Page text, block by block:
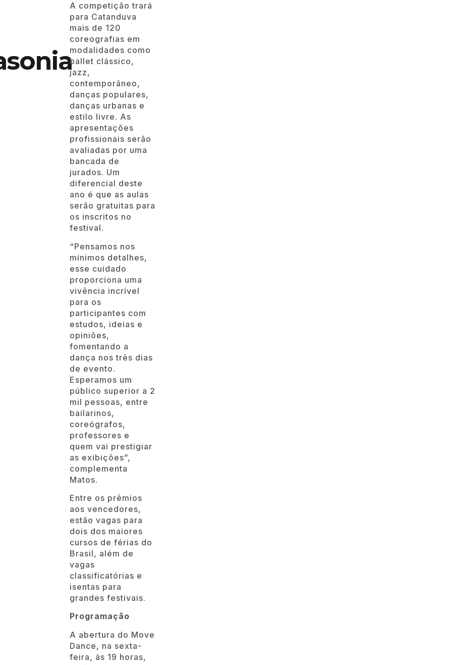
A competição trará
para Catanduva
mais de 120
coreografias em
modalidades como
ballet clássico,
jazz,
contemporâneo,
danças populares,
danças urbanas e
estilo livre. As
apresentações
profissionais serão
avaliadas por uma
bancada de
jurados. Um
diferencial deste
ano é que as aulas
serão gratuitas para
os inscritos no
festival.
“Pensamos nos
mínimos detalhes,
esse cuidado
proporciona uma
vivência incrível
para os
participantes com
estudos, ideias e
opiniões,
fomentando a
dança nos três dias
de evento.
Esperamos um
público superior a 2
mil pessoas, entre
bailarinos,
coreógrafos,
professores e
quem vai prestigiar
as exibições”,
complementa
Matos.
Entre os prêmios
aos vencedores,
estão vagas para
dois dos maiores
cursos de férias do
Brasil, além de
vagas
classificatórias e
isentas para
grandes festivais.
Programação
A abertura do Move
Dance, na sexta-
feira, às 19 horas,